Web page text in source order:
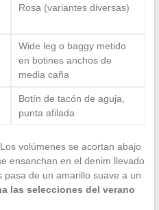
Rosa (variantes diversas)
Wide leg o baggy metido
en botines anchos de
media caña
Botín de tacón de aguja,
punta afilada
volúmenes se acortan abajo
ensanchan en el denim llevado
de un amarillo suave a un
las selecciones del verano